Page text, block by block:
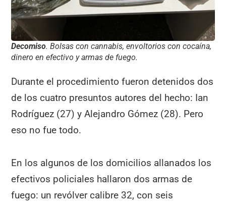
Decomiso. Bolsas con cannabis, envoltorios con cocaína,
dinero en efectivo y armas de fuego.
Durante el procedimiento fueron detenidos dos
de los cuatro presuntos autores del hecho: Ian
Rodríguez (27) y Alejandro Gómez (28). Pero
eso no fue todo.
En los algunos de los domicilios allanados los
efectivos policiales hallaron dos armas de
fuego: un revólver calibre 32, con seis